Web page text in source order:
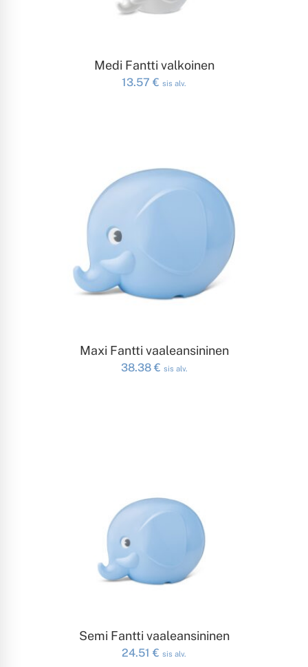
LISÄÄ OSTOSKORIIN
Medi Fantti valkoinen
13.57 € sis alv.
LISÄÄ OSTOSKORIIN
Maxi Fantti vaaleansininen
38.38 € sis alv.
LISÄÄ OSTOSKORIIN
Semi Fantti vaaleansininen
24.51 € sis alv.